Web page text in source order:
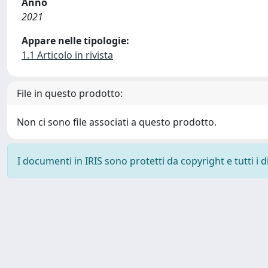
2021
Appare nelle tipologie:
1.1 Articolo in rivista
File in questo prodotto:
Non ci sono file associati a questo prodotto.
I documenti in IRIS sono protetti da copyright e tutti i